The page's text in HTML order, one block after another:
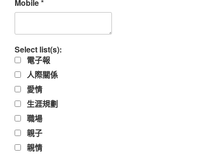
Mobile*
Select list(s):
電子報
人際關係
愛情
生涯規劃
職場
親子
親情